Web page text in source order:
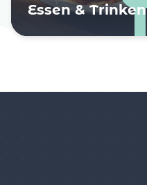
Essen & Trinken